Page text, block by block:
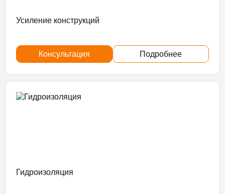
Усиление конструкций
Консультация Подробнее
Гидроизоляция